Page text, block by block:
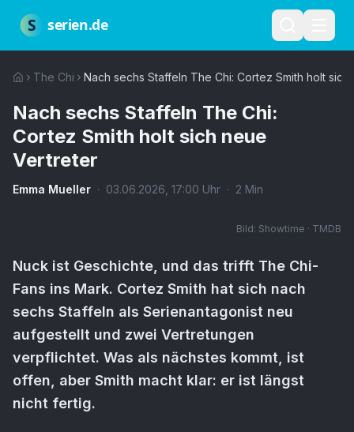
S serien.de
The Chi Nach sechs Staffeln The Chi: Cortez Smith holt
Nach sechs Staffeln The Chi:
Cortez Smith holt sich neue
Vertreter
Emma Mueller · 03.06.2026 17:00 Uhr · 2 Min
Bild: Showtime · TMDB
Nuck ist Geschichte, und das trifft The Chi-
Fans ins Mark. Cortez Smith hat sich nach
sechs Staffeln als Serienantagonist neu
aufgestellt und zwei Vertretungen
verpflichtet. Was als nächstes kommt, ist
offen, aber Smith macht klar: er ist längst
nicht fertig.
Nutzungsbedingungen